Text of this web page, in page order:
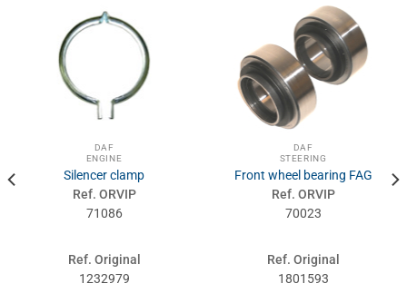
DAF
ENGINE
Silencer clamp
Ref. ORVIP
71086
Ref. Original
1232979
DAF
STEERING
Front wheel bearing FAG
Ref. ORVIP
70023
Ref. Original
1801593